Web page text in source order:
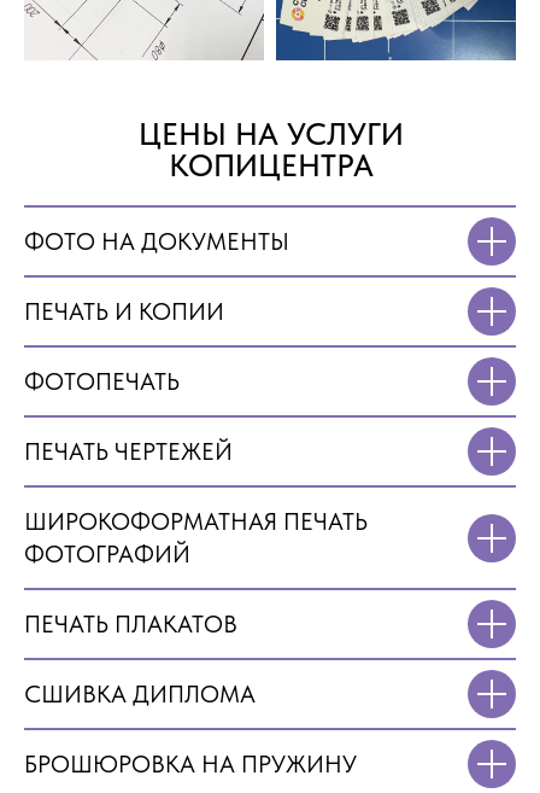
ЦЕНЫ НА УСЛУГИ
КОПИЦЕНТРА
ФОТО НА ДОКУМЕНТЫ
ПЕЧАТЬ И КОПИИ
ФОТОПЕЧАТЬ
ПЕЧАТЬ ЧЕРТЕЖЕЙ
ШИРОКОФОРМАТНАЯ ПЕЧАТЬ
ФОТОГРАФИЙ
ПЕЧАТЬ ПЛАКАТОВ
СШИВКА ДИПЛОМА
БРОШЮРОВКА НА ПРУЖИНУ